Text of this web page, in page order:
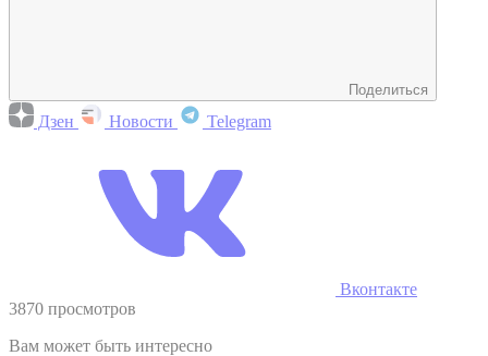
Поделиться
Дзен Новости Telegram
Вконтакте
3870 просмотров
Вам может быть интересно